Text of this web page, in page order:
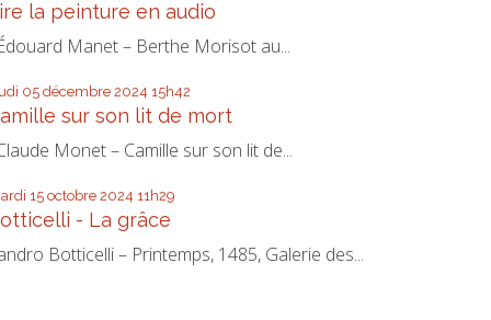
la peinture en audio
Manet – Berthe Morisot au...
05 décembre 2024 15h42
sur son lit de mort
Monet – Camille sur son lit de...
15 octobre 2024 11h29
- La grâce
Botticelli – Printemps, 1485, Galerie des...